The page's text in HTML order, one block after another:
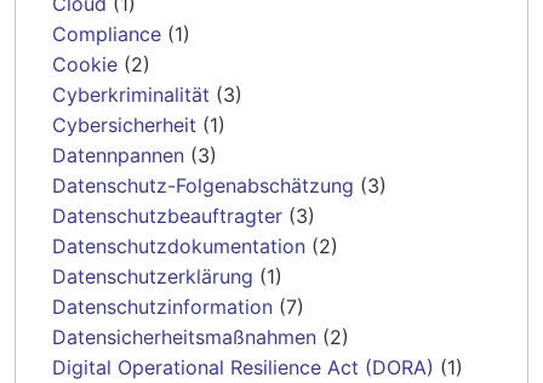
Compliance (1)
Cookie (2)
Cyberkriminalität (3)
Cybersicherheit (1)
Datennpannen (3)
Datenschutz-Folgenabschätzung (3)
Datenschutzbeauftragter (3)
Datenschutzdokumentation (2)
Datenschutzerklärung (1)
Datenschutzinformation (7)
Datensicherheitsmaßnahmen (2)
Digital Operational Resilience Act (DORA) (1)